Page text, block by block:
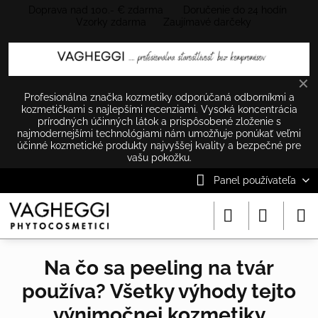
✕
Profesionálna značka kozmetiky odporúčaná odborníkmi a
kozmetičkami s najlepšími recenziami. Vysoká koncentrácia
prírodných účinných látok a prispôsobené zloženie s
najmodernejšími technológiami nám umožňuje ponúkať veľmi
účinné kozmetické produkty najvyššej kvality a bezpečné pre
vašu pokožku.
Panel používateľa
Na čo sa peeling na tvár
používa? Všetky výhody tejto